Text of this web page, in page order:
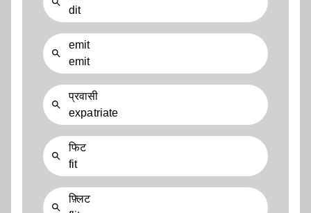
dit
emit
emit
प्रवासी
expatriate
फिट
fit
फ़्लिट